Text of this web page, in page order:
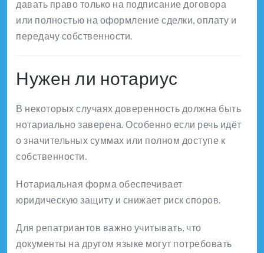
давать право только на подписание договора
или полностью на оформление сделки, оплату и
передачу собственности.
Нужен ли нотариус
В некоторых случаях доверенность должна быть
нотариально заверена. Особенно если речь идёт
о значительных суммах или полном доступе к
собственности.
Нотариальная форма обеспечивает
юридическую защиту и снижает риск споров.
Для репатриантов важно учитывать, что
документы на другом языке могут потребовать